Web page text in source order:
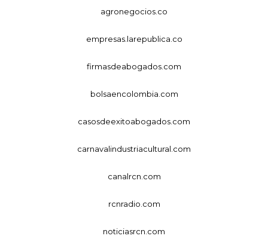
agronegocios.co
empresas.larepublica.co
firmasdeabogados.com
bolsaencolombia.com
casosdeexitoabogados.com
carnavalindustriacultural.com
canalrcn.com
rcnradio.com
noticiasrcn.com